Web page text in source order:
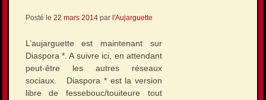
Posté le 22 mars 2014par l'Aujarguette
L’aujarguette est maintenant sur
Diaspora *. A suivre ici, en attendant
peut-être les autres réseaux
sociaux. Diaspora * est la version
libre de fessebouc/touiteure tout